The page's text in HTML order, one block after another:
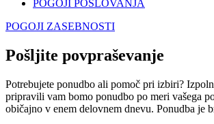
POGOJI POSLOVANJA
POGOJI ZASEBNOSTI
Pošljite povpraševanje
Potrebujete ponudbo ali pomoč pri izbiri?
pripravili vam bomo ponudbo po meri vašega
običajno v enem delovnem dnevu. Ponudba je